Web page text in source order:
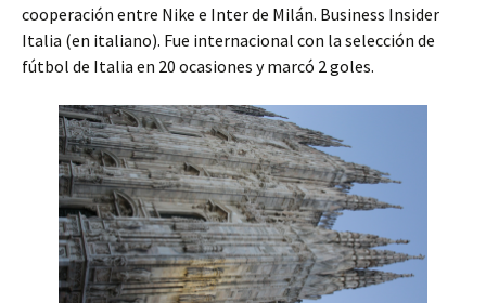
cooperación entre Nike e Inter de Milán. Business Insider
Italia (en italiano). Fue internacional con la selección de
fútbol de Italia en 20 ocasiones y marcó 2 goles.